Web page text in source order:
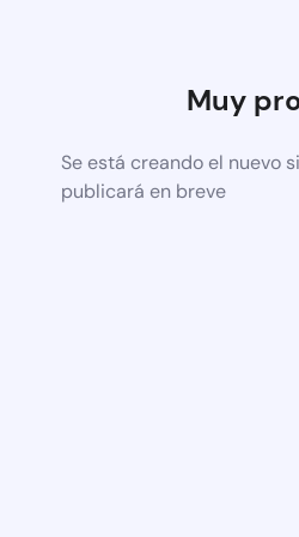
Muy
Se está creando el nuevo
publicará en breve